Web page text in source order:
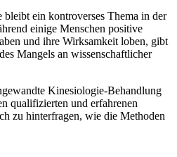
ein kontroverses Thema in der
einige Menschen positive
und ihre Wirksamkeit loben, gibt
Mangels an wissenschaftlicher
Kinesiologie-Behandlung
qualifizierten und erfahrenen
zu hinterfragen, wie die Methoden